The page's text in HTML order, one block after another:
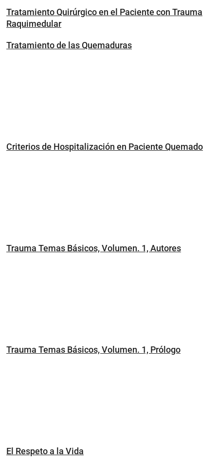
Tratamiento Quirúrgico en el Paciente con Trauma
Raquimedular
Tratamiento de las Quemaduras
Criterios de Hospitalización en Paciente Quemado
Trauma Temas Básicos, Volumen. 1, Autores
Trauma Temas Básicos, Volumen. 1, Prólogo
El Respeto a la Vida